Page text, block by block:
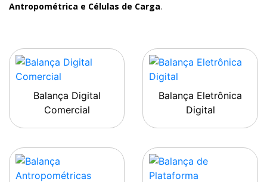
Antropométrica e Células de Carga.
Balança Digital
Comercial
Balança Eletrônica
Digital